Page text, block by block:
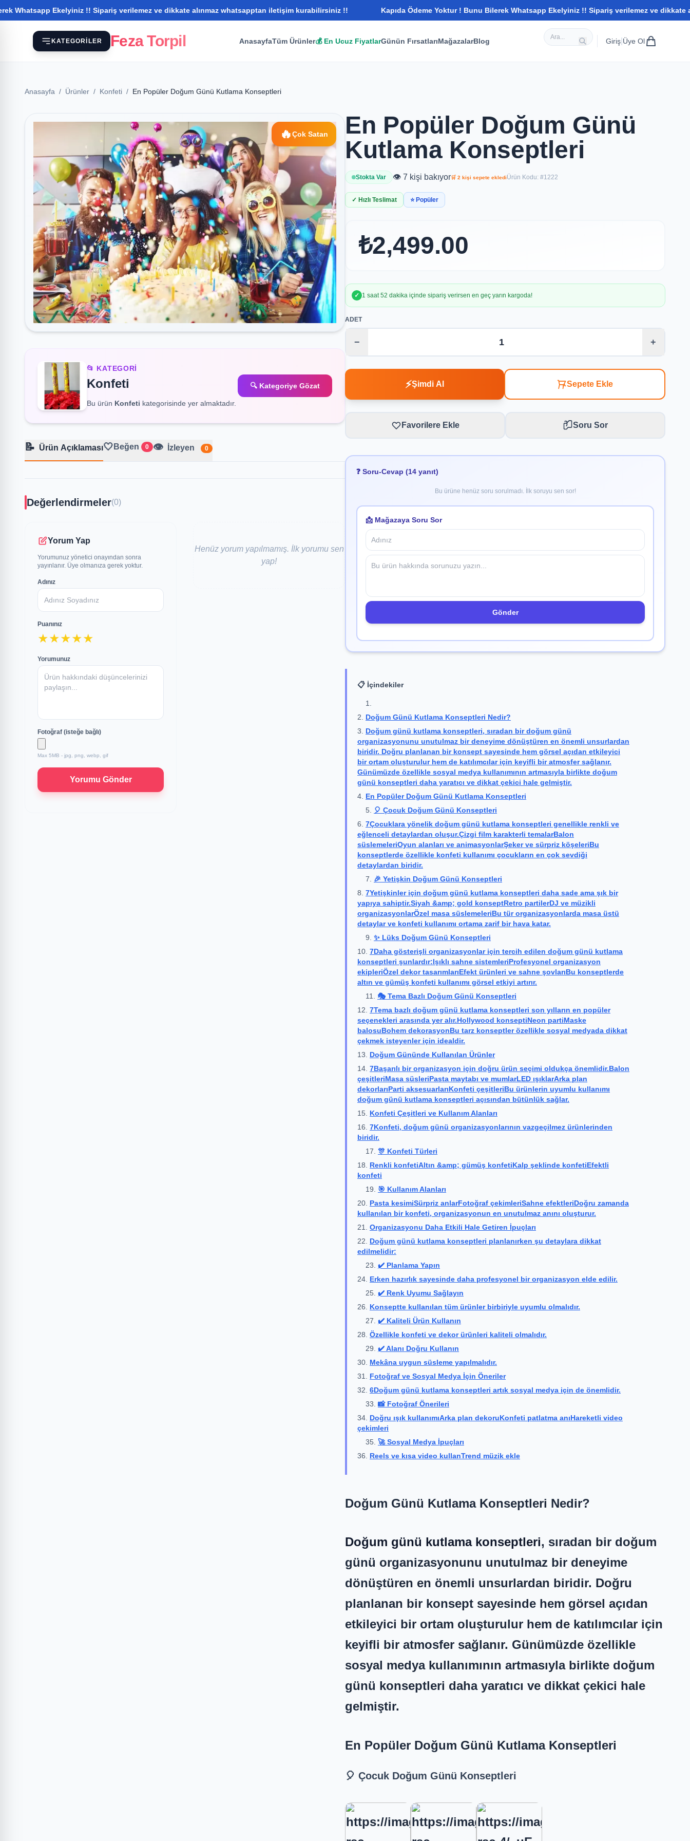
Ekelyiniz !! Sipariş verilemez ve dikkate alınmaz whatsapptan iletişim kurabilirsiniz !! Kapıda Ödeme Yoktur ! Bunu Bilerek Whatsapp Ekelyiniz !! Sipariş verilemez ve dikkate
KATEGORILER Feza Torpil AnasayfaTüm Ürünler💰 En Ucuz FiyatlarGünün FırsatlarıMağazalarBlog Giriş| Üye Ol
Anasayfa / Ürünler / Konfeti / En Popüler Doğum Günü Kutlama Konseptleri
🔥Çok Satan
📂 KATEGORI
Konfeti
Bu ürün Konfeti kategorisinde yer almaktadır.
🔍 Kategoriye Gözat
📝 Ürün Açıklaması🤍 Beğen 0 👁️ İzleyen 0
Değerlendirmeler(0)
Yorum Yap
Yorumunuz yönetici onayından sonra
yayınlanır. Üye olmanıza gerek yoktur.
Adınız
Puanınız
★★★★★
Yorumunuz
Fotoğraf (isteğe bağlı)
Max 5MB - jpg, png, webp, gif
Yorumu Gönder
Henüz yorum yapılmamış. İlk yorumu sen
yap!
En Popüler Doğum Günü
Kutlama Konseptleri
Stokta Var 👁️ 7 kişi bakıyor🛒 2 kişi sepete eklediÜrün Kodu: #1222
✓ Hızlı Teslimat ⭐ Popüler
₺2,499.00
✓ 1 saat 52 dakika içinde sipariş verirsen en geç yarın kargoda!
ADET
− +
⚡Şimdi Al Sepete Ekle
Favorilere Ekle Soru Sor
❓ Soru-Cevap (14 yanıt)
Bu ürüne henüz soru sorulmadı. İlk soruyu sen sor!
📩 Mağazaya Soru Sor
Gönder
📋 İçindekiler
Doğum Günü Kutlama Konseptleri Nedir?
Doğum günü kutlama konseptleri, sıradan bir doğum günü
organizasyonunu unutulmaz bir deneyime dönüştüren en önemli unsurlardan
biridir. Doğru planlanan bir konsept sayesinde hem görsel açıdan etkileyici
bir ortam oluşturulur hem de katılımcılar için keyifli bir atmosfer sağlanır.
Günümüzde özellikle sosyal medya kullanımının artmasıyla birlikte doğum
günü konseptleri daha yaratıcı ve dikkat çekici hale gelmiştir.
En Popüler Doğum Günü Kutlama Konseptleri
🎈 Çocuk Doğum Günü Konseptleri
7Çocuklara yönelik doğum günü kutlama konseptleri genellikle renkli ve
eğlenceli detaylardan oluşur.Çizgi film karakterli temalarBalon
süslemeleriOyun alanları ve animasyonlarŞeker ve sürpriz köşeleriBu
konseptlerde özellikle konfeti kullanımı çocukların en çok sevdiği
detaylardan biridir.
🎉 Yetişkin Doğum Günü Konseptleri
7Yetişkinler için doğum günü kutlama konseptleri daha sade ama şık bir
yapıya sahiptir.Siyah &amp; gold konseptRetro partilerDJ ve müzikli
organizasyonlarÖzel masa süslemeleriBu tür organizasyonlarda masa üstü
detaylar ve konfeti kullanımı ortama zarif bir hava katar.
✨ Lüks Doğum Günü Konseptleri
7Daha gösterişli organizasyonlar için tercih edilen doğum günü kutlama
konseptleri şunlardır:Işıklı sahne sistemleriProfesyonel organizasyon
ekipleriÖzel dekor tasarımlarıEfekt ürünleri ve sahne şovlarıBu konseptlerde
altın ve gümüş konfeti kullanımı görsel etkiyi artırır.
🎭 Tema Bazlı Doğum Günü Konseptleri
7Tema bazlı doğum günü kutlama konseptleri son yılların en popüler
seçenekleri arasında yer alır.Hollywood konseptiNeon partiMaske
balosuBohem dekorasyonBu tarz konseptler özellikle sosyal medyada dikkat
çekmek isteyenler için idealdir.
Doğum Gününde Kullanılan Ürünler
7Başarılı bir organizasyon için doğru ürün seçimi oldukça önemlidir.Balon
çeşitleriMasa süsleriPasta maytabı ve mumlarLED ışıklarArka plan
dekorlarıParti aksesuarlarıKonfeti çeşitleriBu ürünlerin uyumlu kullanımı
doğum günü kutlama konseptleri açısından bütünlük sağlar.
Konfeti Çeşitleri ve Kullanım Alanları
7Konfeti, doğum günü organizasyonlarının vazgeçilmez ürünlerinden
biridir.
🎊 Konfeti Türleri
Renkli konfetiAltın &amp; gümüş konfetiKalp şeklinde konfetiEfektli
konfeti
🎯 Kullanım Alanları
Pasta kesimiSürpriz anlarFotoğraf çekimleriSahne efektleriDoğru zamanda
kullanılan bir konfeti, organizasyonun en unutulmaz anını oluşturur.
Organizasyonu Daha Etkili Hale Getiren İpuçları
Doğum günü kutlama konseptleri planlanırken şu detaylara dikkat
edilmelidir:
✔️ Planlama Yapın
Erken hazırlık sayesinde daha profesyonel bir organizasyon elde edilir.
✔️ Renk Uyumu Sağlayın
Konseptte kullanılan tüm ürünler birbiriyle uyumlu olmalıdır.
✔️ Kaliteli Ürün Kullanın
Özellikle konfeti ve dekor ürünleri kaliteli olmalıdır.
✔️ Alanı Doğru Kullanın
Mekâna uygun süsleme yapılmalıdır.
Fotoğraf ve Sosyal Medya İçin Öneriler
6Doğum günü kutlama konseptleri artık sosyal medya için de önemlidir.
📸 Fotoğraf Önerileri
Doğru ışık kullanımıArka plan dekoruKonfeti patlatma anıHareketli video
çekimleri
🚀 Sosyal Medya İpuçları
Reels ve kısa video kullanTrend müzik ekle
Doğum Günü Kutlama Konseptleri Nedir?
Doğum günü kutlama konseptleri, sıradan bir doğum
günü organizasyonunu unutulmaz bir deneyime
dönüştüren en önemli unsurlardan biridir. Doğru
planlanan bir konsept sayesinde hem görsel açıdan
etkileyici bir ortam oluşturulur hem de katılımcılar için
keyifli bir atmosfer sağlanır. Günümüzde özellikle
sosyal medya kullanımının artmasıyla birlikte doğum
günü konseptleri daha yaratıcı ve dikkat çekici hale
gelmiştir.
En Popüler Doğum Günü Kutlama Konseptleri
🎈 Çocuk Doğum Günü Konseptleri